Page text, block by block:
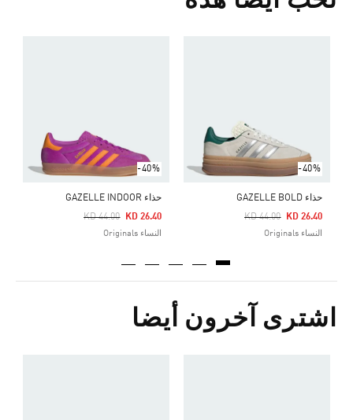
-40%
حذاء GAZELLE BOLD
Price Reduced From
KD 44.00
To KD 26.40
النساء Originals
-40%
حذاء GAZELLE INDOOR
Price Reduced From
KD 44.00
To KD 26.40
النساء Originals
اشترى آخرون أيضا